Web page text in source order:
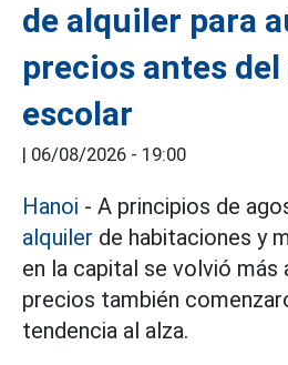
de alquiler para
precios antes
escolar
| 06/08/2026 - 19:00
Hanoi - A principios de
alquiler de habitaciones y
en la capital se volvió más
precios también
tendencia al alza.